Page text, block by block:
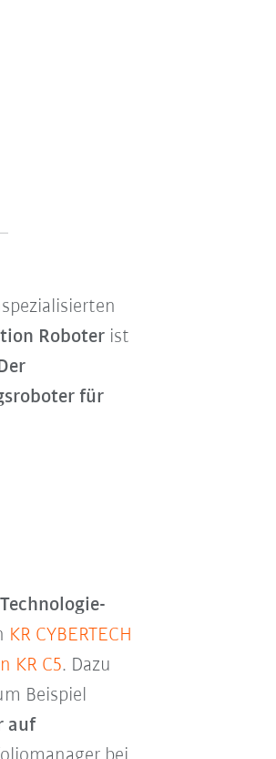
Roboterist
für
KR CYBERTECH
KR C5. Dazu
Beispiel
auf